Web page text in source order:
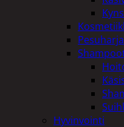
Hyvinvointi